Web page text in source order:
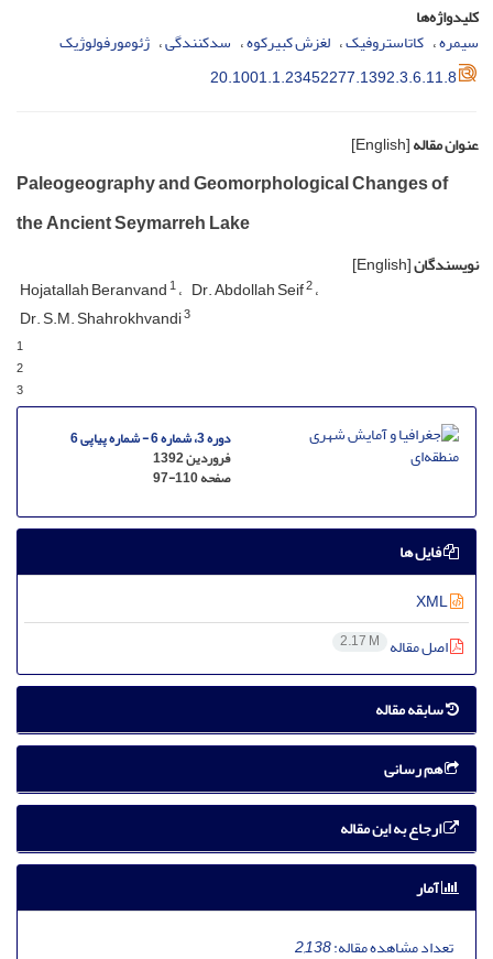
کلیدواژه‌ها
سیمره کاتاستروفیک لغزش کبیرکوه سدکنندگی ژئومورفولوژیک
20.1001.1.23452277.1392.3.6.11.8
عنوان مقاله[English]
Paleogeography and Geomorphological Changes of
the Ancient Seymarreh Lake
نویسندگان[English]
Hojatallah Beranvand1 Dr. Abdollah Seif2
Dr. S.M. Shahrokhvandi3
1
2
3
دوره 3، شماره 6 - شماره پیاپی 6
فروردین 1392
صفحه97-110
فایل ها
اصل مقاله 2.17 M
سابقه مقاله
هم رسانی
ارجاع به این مقاله
آمار
تعداد مشاهده مقاله:2,138